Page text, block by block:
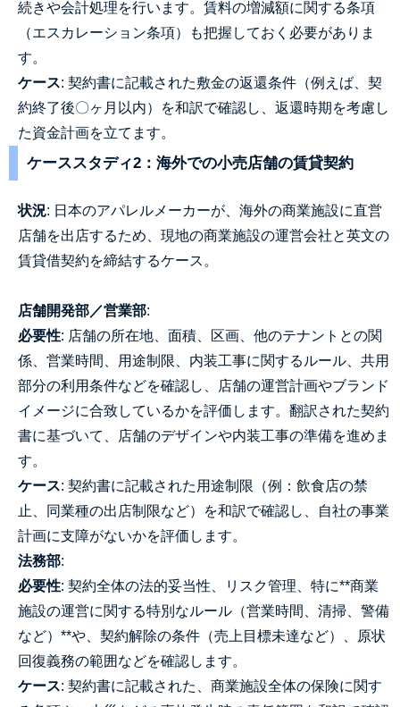
続きや会計処理を行います。賃料の増減額に関する条項
（エスカレーション条項）も把握しておく必要がありま
す。
ケース: 契約書に記載された敷金の返還条件（例えば、契
約終了後〇ヶ月以内）を和訳で確認し、返還時期を考慮し
た資金計画を立てます。
ケーススタディ2：海外での小売店舗の賃貸契約
状況: 日本のアパレルメーカーが、海外の商業施設に直営
店舗を出店するため、現地の商業施設の運営会社と英文の
賃貸借契約を締結するケース。
店舗開発部／営業部:
必要性: 店舗の所在地、面積、区画、他のテナントとの関
係、営業時間、用途制限、内装工事に関するルール、共用
部分の利用条件などを確認し、店舗の運営計画やブランド
イメージに合致しているかを評価します。翻訳された契約
書に基づいて、店舗のデザインや内装工事の準備を進めま
す。
ケース: 契約書に記載された用途制限（例：飲食店の禁
止、同業種の出店制限など）を和訳で確認し、自社の事業
計画に支障がないかを評価します。
法務部:
必要性: 契約全体の法的妥当性、リスク管理、特に**商業
施設の運営に関する特別なルール（営業時間、清掃、警備
など）**や、契約解除の条件（売上目標未達など）、原状
回復義務の範囲などを確認します。
ケース: 契約書に記載された、商業施設全体の保険に関す